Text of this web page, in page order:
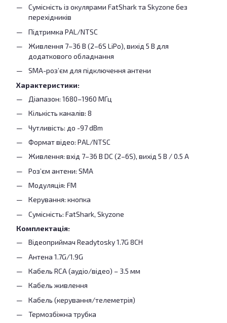
Сумісність із окулярами FatShark та Skyzone без
перехідників
Підтримка PAL/NTSC
Живлення 7–36 В (2–6S LiPo), вихід 5 В для
додаткового обладнання
SMA-роз’єм для підключення антени
Характеристики:
Діапазон: 1680–1960 МГц
Кількість каналів: 8
Чутливість: до -97 dBm
Формат відео: PAL/NTSC
Живлення: вхід 7–36 В DC (2–6S), вихід 5 В / 0.5 А
Роз’єм антени: SMA
Модуляція: FM
Керування: кнопка
Сумісність: FatShark, Skyzone
Комплектація:
Відеоприймач Readytosky 1.7G 8CH
Антена 1.7G/1.9G
Кабель RCA (аудіо/відео) – 3.5 мм
Кабель живлення
Кабель (керування/телеметрія)
Термозбіжна трубка